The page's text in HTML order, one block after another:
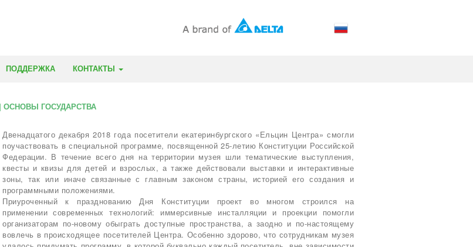
ПОДДЕРЖКА КОНТАКТЫ
| ОСНОВЫ ГОСУДАРСТВА
Двенадцатого декабря 2018 года посетители екатеринбургского «Ельцин Центра» смогли
поучаствовать в специальной программе, посвященной 25-летию Конституции Российской
Федерации. В течение всего дня на территории музея шли тематические выступления,
квесты и квизы для детей и взрослых, а также действовали выставки и интерактивные
зоны, так или иначе связанные с главным законом страны, историей его создания и
программными положениями.
Приуроченный к празднованию Дня Конституции проект во многом строился на
применении современных технологий: иммерсивные инсталляции и проекции помогли
организаторам по-новому обыграть доступные пространства, а заодно и по-настоящему
вовлечь в происходящее посетителей Центра. Особенно здорово, что сотрудникам музея